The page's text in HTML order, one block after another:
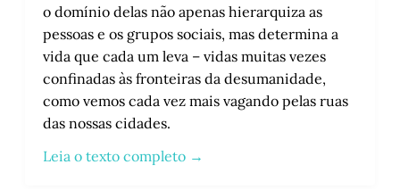
o domínio delas não apenas hierarquiza as
pessoas e os grupos sociais, mas determina a
vida que cada um leva – vidas muitas vezes
confinadas às fronteiras da desumanidade,
como vemos cada vez mais vagando pelas ruas
das nossas cidades.
Leia o texto completo →